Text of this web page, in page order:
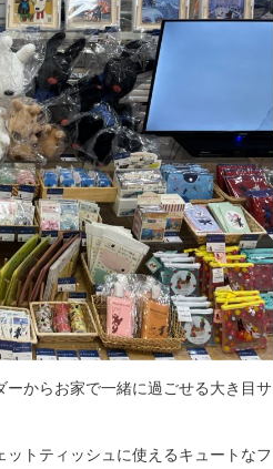
からお家で一緒に過ごせる大き目サ
トティッシュに使えるキュートなフ